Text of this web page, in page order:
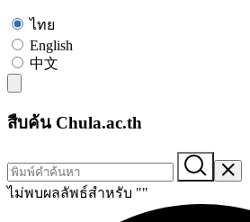
ไทย
English
中文
สืบค้น Chula.ac.th
ไม่พบผลลัพธ์สำหรับ ""